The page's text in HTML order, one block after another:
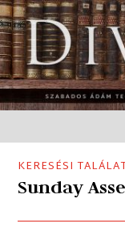
KERESÉSI
Sunday